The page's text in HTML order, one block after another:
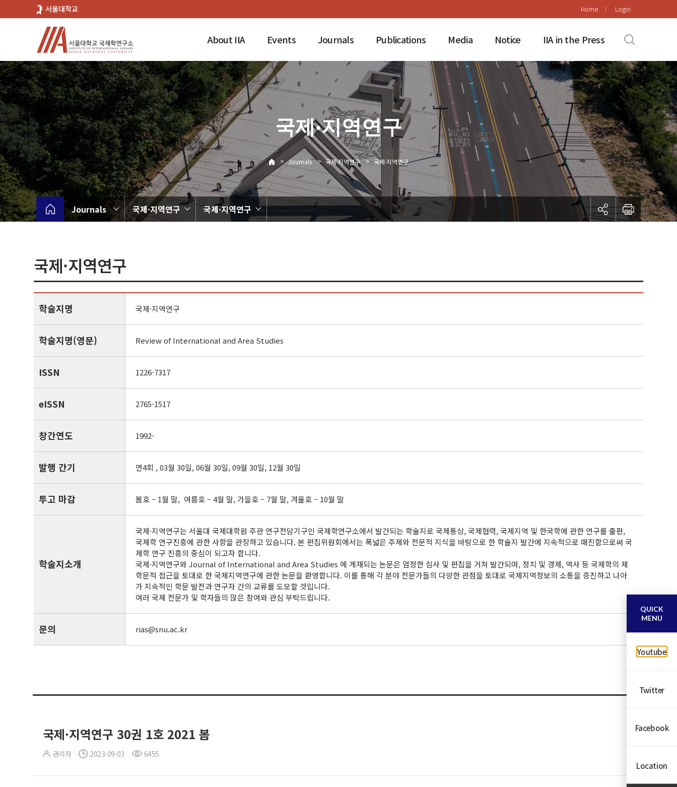
로
뉴
서울대학교 Home Login
About IIA Events Journals Publications Media Notice IIA in the Press
국제·지역연구
> Journals > 국제·지역연구 > 국제·지역연구
Journals 국제·지역연구 국제·지역연구
국제·지역연구
학술지명 국제·지역연구
학술지명(영문) Review of International and Area Studies
ISSN 1226-7317
eISSN 2765-1517
창간연도 1992-
발행 간기 연4회 , 03월 30일, 06월 30일, 09월 30일, 12월 30일
투고 마감 봄호 – 1월 말, 여름호 – 4월 말, 가을호 – 7월 말, 겨울호 – 10월 말
학술지소개
국제·지역연구는 서울대 국제대학원 주관 연구전담기구인 국제학연구소에서 발간되는 학술지로 국제통상, 국제협력, 국제지역 및 한국학에 관한 연구를 출판,
국제학 연구진흥에 관한 사항을 관장하고 있습니다. 본 편집위원회에서는 폭넓은 주제와 전문적 지식을 바탕으로 한 학술지 발간에 지속적으로 매진함으로써 국
제학 연구 진흥의 중심이 되고자 합니다.
국제·지역연구와 Journal of International and Area Studies 에 게재되는 논문은 엄정한 심사 및 편집을 거쳐 발간되며, 정치 및 경제, 역사 등 국제학의 제
학문적 접근을 토대로 한 국제지역연구에 관한 논문을 환영합니다. 이를 통해 각 분야 전문가들의 다양한 관점을 토대로 국제지역정보의 소통을 증진하고 나아
가 지속적인 학문 발전과 연구자 간의 교류를 도모할 것입니다.
여러 국제 전문가 및 학자들의 많은 참여와 관심 부탁드립니다.
문의 rias@snu.ac.kr
국제·지역연구 30권 1호 2021 봄
관리자 2023-09-03 6455
QUICK
MENU
Youtube
Twitter
Facebook
Location